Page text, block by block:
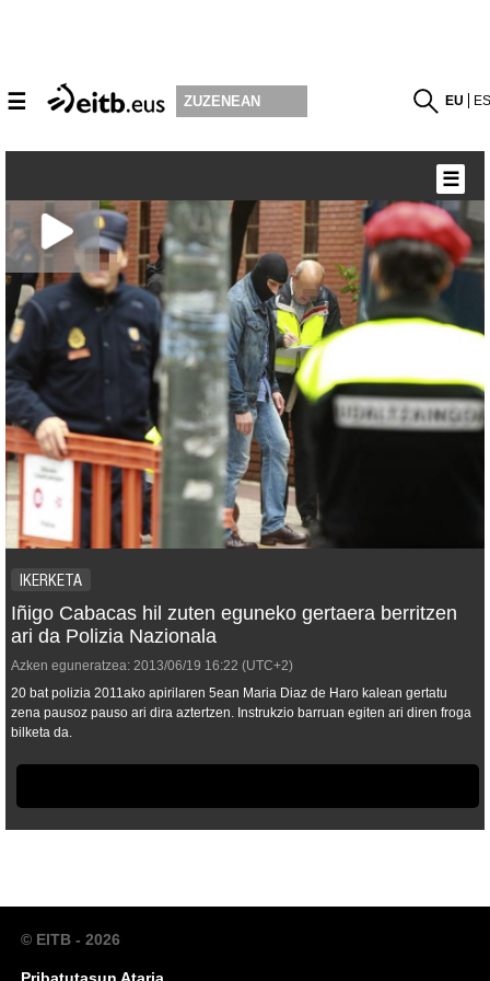
☰ ZUZENEAN EU
IKERKETA
Iñigo Cabacas hil zuten eguneko gertaera berritzen
ari da Polizia Nazionala
Azken eguneratzea: 2013/06/19 16:22 (UTC+2)
20 bat polizia 2011ako apirilaren 5ean Maria Diaz de Haro kalean gertatu
zena pausoz pauso ari dira aztertzen. Instrukzio barruan egiten ari diren froga
bilketa da.
☰
© EITB - 2026